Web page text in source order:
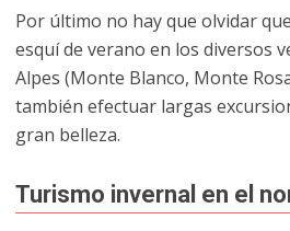
Por último no hay que olvidar
esquí de verano en los diversos
Alpes (Monte Blanco, Monte
también efectuar largas
gran belleza.
Turismo invernal en el